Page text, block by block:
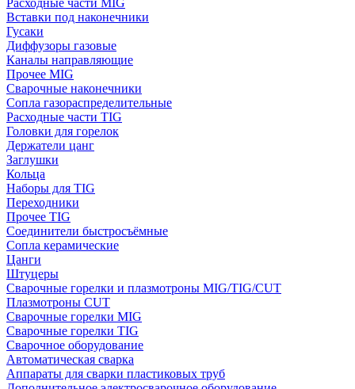
Расходные части MIG
Вставки под наконечники
Гусаки
Диффузоры газовые
Каналы направляющие
Прочее MIG
Сварочные наконечники
Сопла газораспределительные
Расходные части TIG
Головки для горелок
Держатели цанг
Заглушки
Кольца
Наборы для TIG
Переходники
Прочее TIG
Соединители быстросъёмные
Сопла керамические
Цанги
Штуцеры
Сварочные горелки и плазмотроны MIG/TIG/CUT
Плазмотроны CUT
Сварочные горелки MIG
Сварочные горелки TIG
Сварочное оборудование
Автоматическая сварка
Аппараты для сварки пластиковых труб